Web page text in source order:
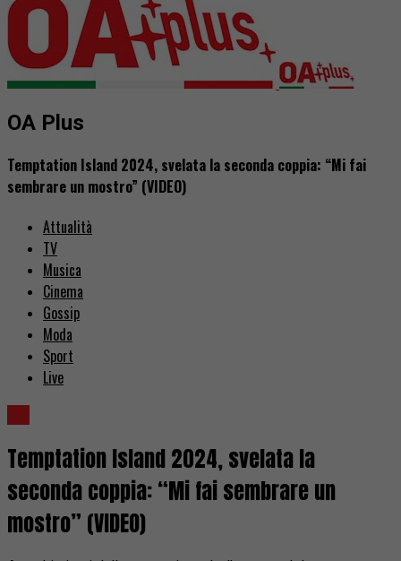
OA Plus
Temptation Island 2024, svelata la seconda coppia: “Mi fai
sembrare un mostro” (VIDEO)
Attualità
TV
Musica
Cinema
Gossip
Moda
Sport
Live
Temptation Island 2024, svelata la
seconda coppia: “Mi fai sembrare un
mostro” (VIDEO)